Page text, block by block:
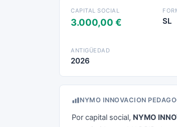
CAPITAL SOCIAL
3.000,00 € SL
ANTIGÜEDAD
2026
NYMO INNOVACION
Por capital social, NYMO